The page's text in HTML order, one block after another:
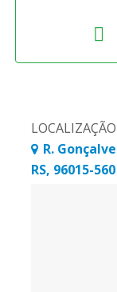
LOCALIZAÇÃO
] R.
RS, 96015-560